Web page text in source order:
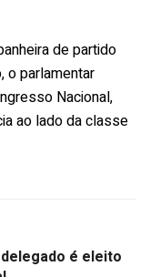
de partido
o parlamentar
Nacional,
ao lado da classe
é eleito